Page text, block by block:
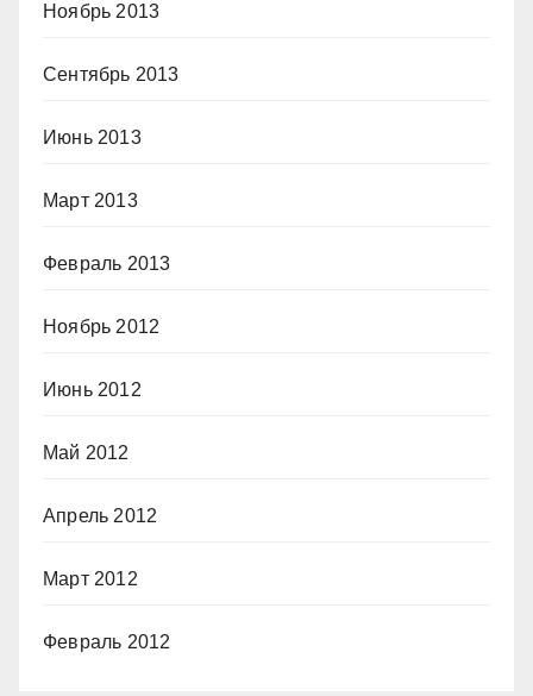
Ноябрь 2013
Сентябрь 2013
Июнь 2013
Март 2013
Февраль 2013
Ноябрь 2012
Июнь 2012
Май 2012
Апрель 2012
Март 2012
Февраль 2012